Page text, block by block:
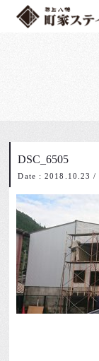
DSC_6505
Date : 2018.10.23 /